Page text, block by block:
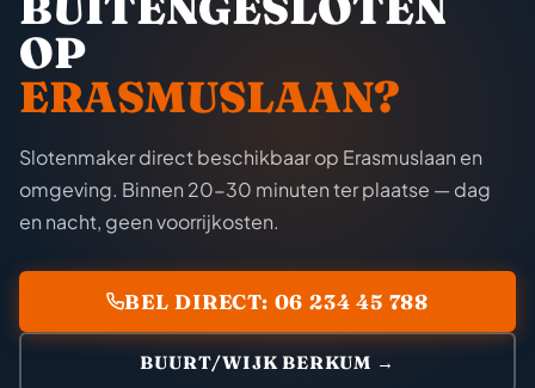
OP
ERASMUSLAAN?
Slotenmaker direct beschikbaar op Erasmuslaan en
omgeving. Binnen 20-30 minuten ter plaatse — dag
en nacht, geen voorrijkosten.
BEL DIRECT: 06 234 45 788
BUURT/WIJK BERKUM →